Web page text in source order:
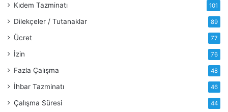
Kıdem Tazminatı 101
Dilekçeler / Tutanaklar 89
Ücret 77
İzin 76
Fazla Çalışma 48
İhbar Tazminatı 46
Çalışma Süresi 44